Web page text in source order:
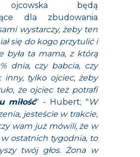
ojcowska będą
dla zbudowania
wystarczy, żeby ten
się do kogo przytulić i
była ta mama, z którą
dnia, czy babcia, czy
inny, tylko ojciec, żeby
że ojciec też potrafi
miłość" - Hubert; " W
jesteście w trakcie,
wam już mówili, że w
ostatnich tygodnia, to
twój głos. Żona w